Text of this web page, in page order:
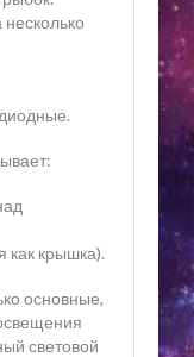
как крышка).
основные,
световой